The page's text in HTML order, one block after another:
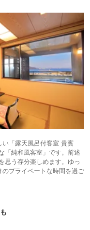
「露天風呂付客室 貴賓
「純和風客室」です。前述
思う存分楽しめます。ゆっ
プライベートな時間を過ご